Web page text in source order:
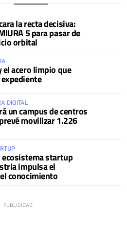
la recta decisiva:
5 para pasar de
orbital
el acero limpio que
DIGITAL
un campus de centros
movilizar 1.226
ecosistema startup
impulsa el
conocimiento